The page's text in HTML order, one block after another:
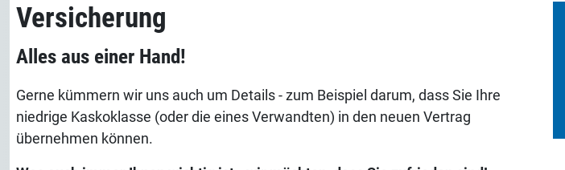
Versicherung
Alles aus einer Hand!
Gerne kümmern wir uns auch um Details - zum Beispiel darum, dass Sie Ihre
niedrige Kaskoklasse (oder die eines Verwandten) in den neuen Vertrag
übernehmen können.